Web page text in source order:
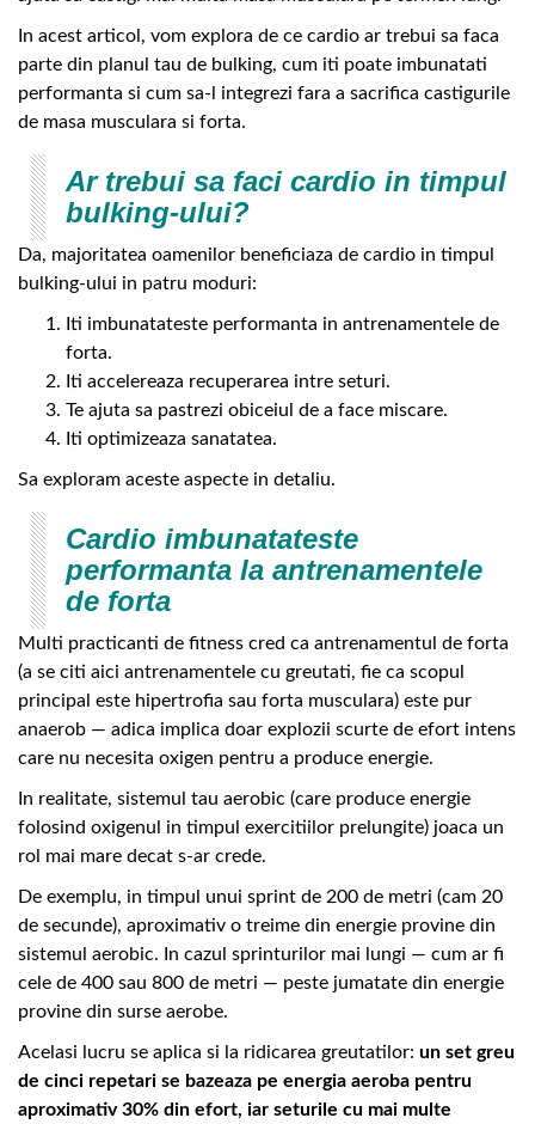
In acest articol, vom explora de ce cardio ar trebui sa faca
parte din planul tau de bulking, cum iti poate imbunatati
performanta si cum sa-l integrezi fara a sacrifica castigurile
de masa musculara si forta.
Ar trebui sa faci cardio in timpul
bulking-ului?
Da, majoritatea oamenilor beneficiaza de cardio in timpul
bulking-ului in patru moduri:
Iti imbunatateste performanta in antrenamentele de
forta.
Iti accelereaza recuperarea intre seturi.
Te ajuta sa pastrezi obiceiul de a face miscare.
Iti optimizeaza sanatatea.
Sa exploram aceste aspecte in detaliu.
Cardio imbunatateste
performanta la antrenamentele
de forta
Multi practicanti de fitness cred ca antrenamentul de forta
(a se citi aici antrenamentele cu greutati, fie ca scopul
principal este hipertrofia sau forta musculara) este pur
anaerob — adica implica doar explozii scurte de efort intens
care nu necesita oxigen pentru a produce energie.
In realitate, sistemul tau aerobic (care produce energie
folosind oxigenul in timpul exercitiilor prelungite) joaca un
rol mai mare decat s-ar crede.
De exemplu, in timpul unui sprint de 200 de metri (cam 20
de secunde), aproximativ o treime din energie provine din
sistemul aerobic. In cazul sprinturilor mai lungi — cum ar fi
cele de 400 sau 800 de metri — peste jumatate din energie
provine din surse aerobe.
Acelasi lucru se aplica si la ridicarea greutatilor: un set greu
de cinci repetari se bazeaza pe energia aeroba pentru
aproximativ 30% din efort, iar seturile cu mai multe